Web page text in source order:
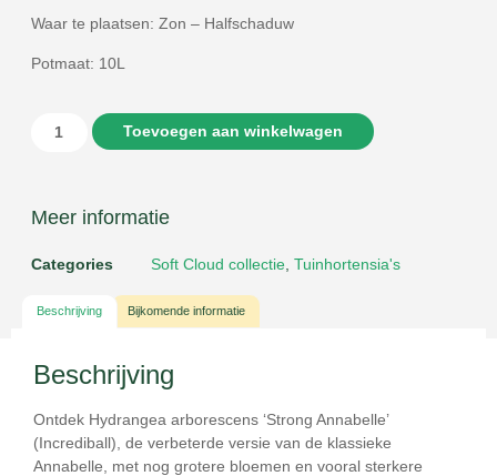
Waar te plaatsen: Zon – Halfschaduw
Potmaat: 10L
Toevoegen aan winkelwagen
Meer informatie
Categories Soft Cloud collectie, Tuinhortensia's
Beschrijving Bijkomende informatie
Beschrijving
Ontdek Hydrangea arborescens ‘Strong Annabelle’
(Incrediball) , de verbeterde versie van de klassieke
Annabelle, met nog grotere bloemen en vooral sterkere